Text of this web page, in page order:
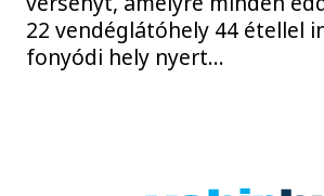
22 vendéglátóhely 44 étellel
fonyódi hely nyert...